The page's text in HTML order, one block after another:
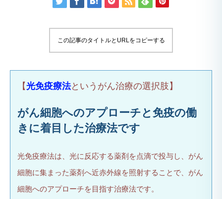
この記事のタイトルとURLをコピーする
【光免疫療法というがん治療の選択肢】
がん細胞へのアプローチと免疫の働
きに着目した治療法です
光免疫療法は、光に反応する薬剤を点滴で投与し、がん
細胞に集まった薬剤へ近赤外線を照射することで、がん
細胞へのアプローチを目指す治療法です。